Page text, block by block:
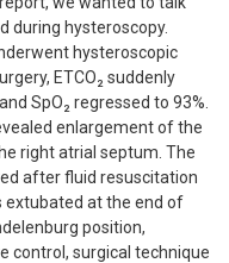
during hysteroscopy.
hysteroscopic
ETCO₂ suddenly
SpO₂ regressed to 93%.
enlargement of the
right atrial septum. The
after fluid resuscitation
extubated at the end of
position,
control, surgical technique